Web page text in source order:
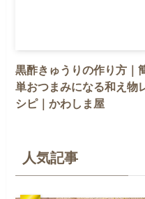
黒酢きゅうりの作り方｜
単おつまみになる和え物
シピ｜かわしま屋
人気記事